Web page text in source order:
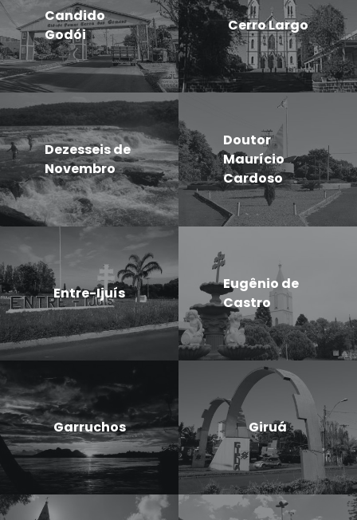
Candido
Godói
Cerro Largo
Dezesseis de
Novembro
Doutor
Maurício
Cardoso
Entre-Ijuís
Eugênio de
Castro
Garruchos Giruá